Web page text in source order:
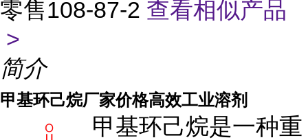
零售108-87-2 查看相似产品
>
简介
甲基环己烷厂家价格高效工业溶剂
甲基环己烷是一种重